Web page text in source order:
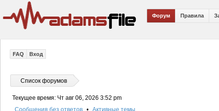
Форум Правила
FAQ Вход
Список форумов
Текущее время: Чт авг 06, 2026 3:52 pm
Сообщения без ответов • Активные темы